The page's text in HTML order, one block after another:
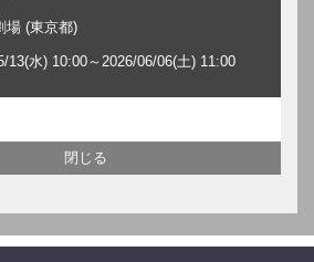
場 (東京都)
13(水) 10:00～2026/06/06(土) 11:00